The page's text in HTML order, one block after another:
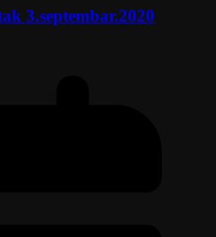
3.septembar.2020